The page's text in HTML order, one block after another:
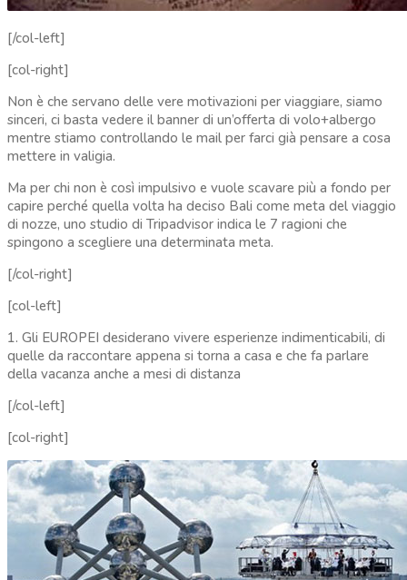
[/col-left]
[col-right]
Non è che servano delle vere motivazioni per viaggiare, siamo
sinceri, ci basta vedere il banner di un’offerta di volo+albergo
mentre stiamo controllando le mail per farci già pensare a cosa
mettere in valigia.
Ma per chi non è così impulsivo e vuole scavare più a fondo per
capire perché quella volta ha deciso Bali come meta del viaggio
di nozze, uno studio di Tripadvisor indica le 7 ragioni che
spingono a scegliere una determinata meta.
[/col-right]
[col-left]
1. Gli EUROPEI desiderano vivere esperienze indimenticabili, di
quelle da raccontare appena si torna a casa e che fa parlare
della vacanza anche a mesi di distanza
[/col-left]
[col-right]